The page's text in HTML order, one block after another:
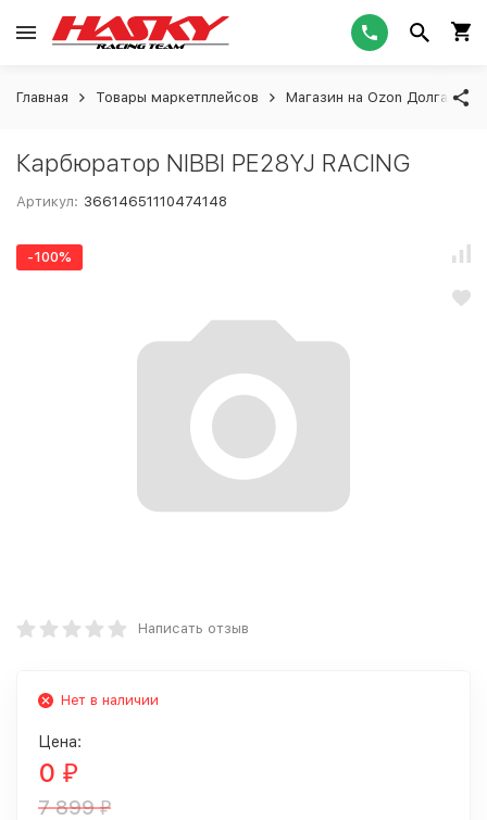
Главная Товары маркетплейсов Магазин на Ozon Долгашева
Карбюратор NIBBI PE28YJ RACING
Артикул: 36614651110474148
-100%
Написать отзыв
Нет в наличии
Цена:
0 ₽
7 899₽